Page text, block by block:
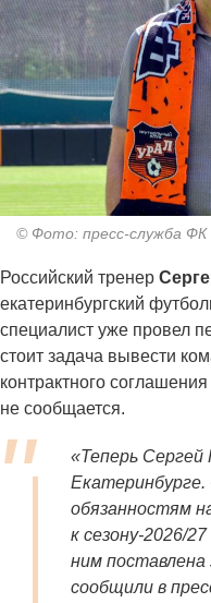
© Фото: пресс-служба
Российский тренер
екатеринбургский
специалист уже провел
стоит задача вывести
контрактного
не сообщается.
«Теперь
Екатеринбурге.
обязанностям
к сезону-2026/
ним поставлена
сообщили в